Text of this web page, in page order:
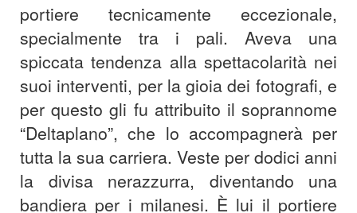
portiere tecnicamente eccezionale,
specialmente tra i pali. Aveva una
spiccata tendenza alla spettacolarità nei
suoi interventi, per la gioia dei fotografi, e
per questo gli fu attribuito il soprannome
“Deltaplano”, che lo accompagnerà per
tutta la sua carriera. Veste per dodici anni
la divisa nerazzurra, diventando una
bandiera per i milanesi. È lui il portiere